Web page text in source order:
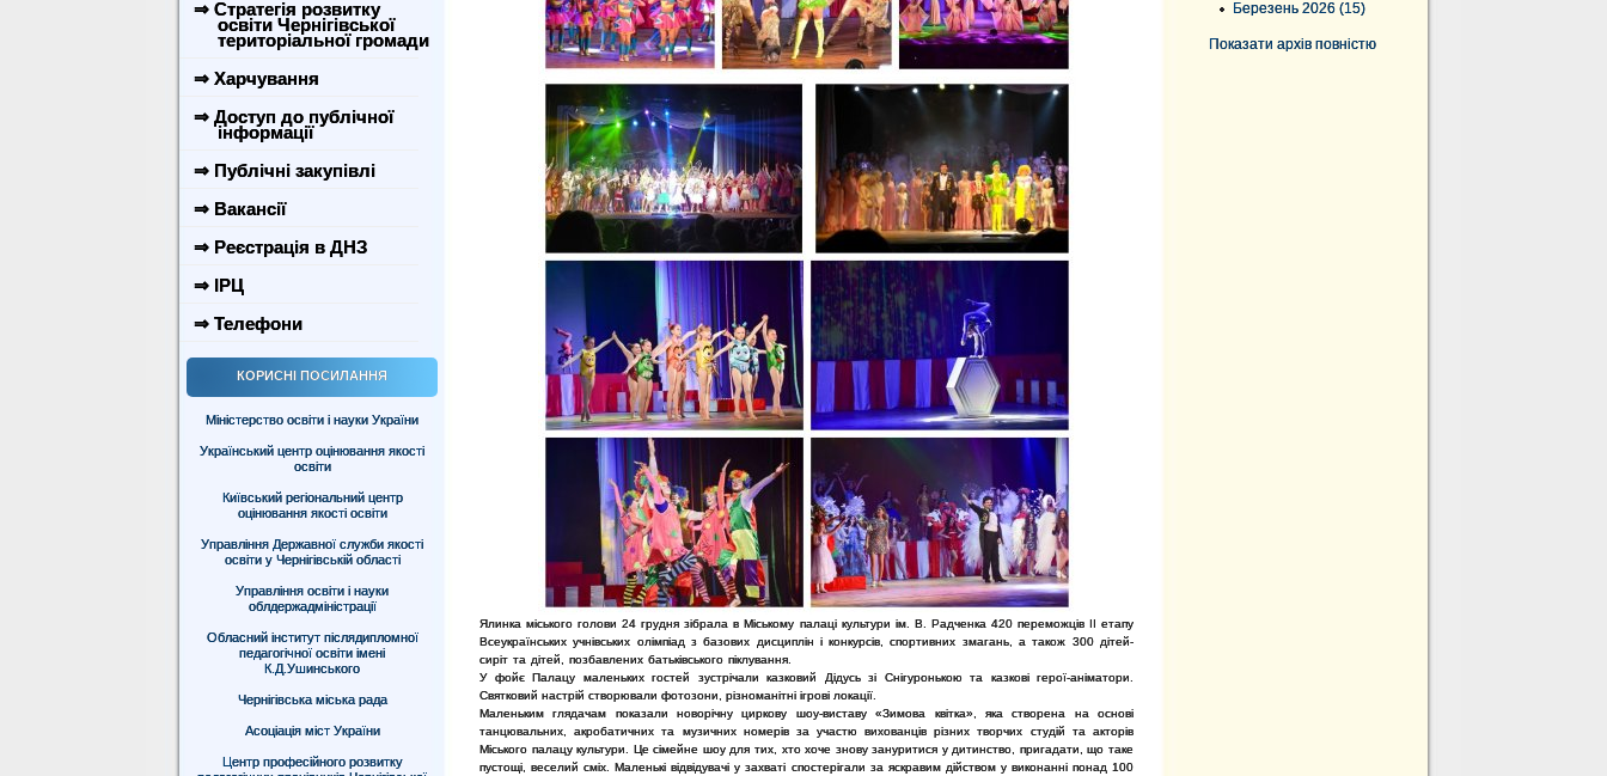
⇒ Стратегія розвитку
освіти Чернігівської
територіальної громади
⇒ Харчування
⇒ Доступ до публічної
інформації
⇒ Публічні закупівлі
⇒ Вакансії
⇒ Реєстрація в ДНЗ
⇒ ІРЦ
⇒ Телефони
КОРИСНІ ПОСИЛАННЯ
Міністерство освіти і науки України
Український центр оцінювання якості
освіти
Київський регіональний центр
оцінювання якості освіти
Управління Державної служби якості
освіти у Чернігівській області
Управління освіти і науки
облдержадміністрації
Обласний інститут післядипломної
педагогічної освіти імені
К.Д.Ушинського
Чернігівська міська рада
Асоціація міст України
Центр професійного розвитку
Березень 2026 (15)
Показати архів повністю
Ялинка міського голови 24 грудня зібрала в Міському палаці культури ім. В. Радченка 420 переможців ІІ етапу
Всеукраїнських учнівських олімпіад з базових дисциплін і конкурсів, спортивних змагань, а також 300 дітей-
сиріт та дітей, позбавлених батьківського піклування.
У фойє Палацу маленьких гостей зустрічали казковий Дідусь зі Снігуронькою та казкові герої-аніматори.
Святковий настрій створювали фотозони, різноманітні ігрові локації.
Маленьким глядачам показали новорічну циркову шоу-виставу «Зимова квітка», яка створена на основі
танцювальних, акробатичних та музичних номерів за участю вихованців різних творчих студій та акторів
Міського палацу культури. Це сімейне шоу для тих, хто хоче знову зануритися у дитинство, пригадати, що таке
пустощі, веселий сміх. Маленькі відвідувачі у захваті спостерігали за яскравим дійством у виконанні понад 100